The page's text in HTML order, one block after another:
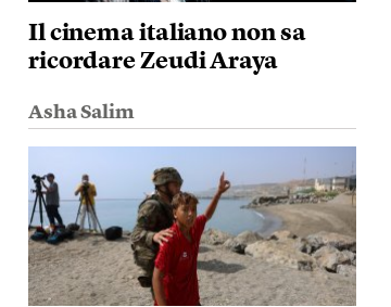
Il cinema italiano non sa
ricordare Zeudi Araya
Asha Salim